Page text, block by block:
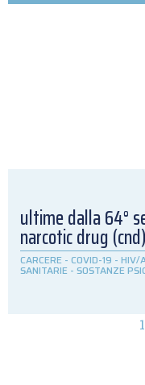
ultime dalla 64°
narcotic drug (cnd)
CARCERE - COVID-19 - HIV/
SANITARIE - SOSTANZE
1